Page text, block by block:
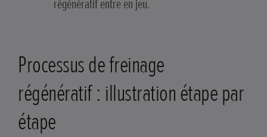
régénératif entre en jeu.
Processus de freinage
régénératif : illustration étape par
étape